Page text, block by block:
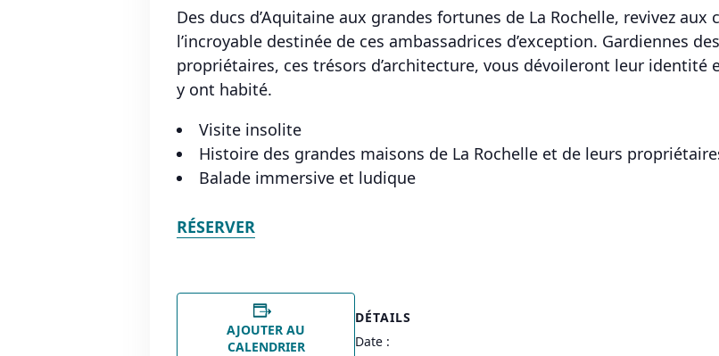
Des ducs d’Aquitaine aux grandes fortunes de La Rochelle, revivez
l’incroyable destinée de ces ambassadrices d’exception. Gardiennes
propriétaires, ces trésors d’architecture, vous dévoileront leur identité
y ont habité.
Visite insolite
Histoire des grandes maisons de La Rochelle et de leurs
Balade immersive et ludique
RÉSERVER
AJOUTER AU
CALENDRIER
DÉTAILS
Date :